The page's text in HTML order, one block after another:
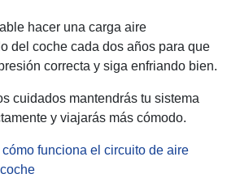
hacer una carga aire
del coche cada dos años para que
correcta y siga enfriando bien.
cuidados mantendrás tu sistema
y viajarás más cómodo.
cómo funciona el circuito de aire